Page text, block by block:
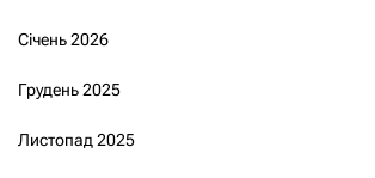
Січень 2026
Грудень 2025
Листопад 2025